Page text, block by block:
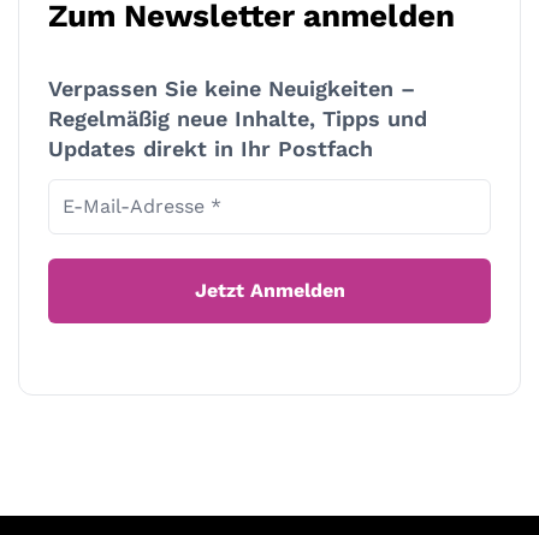
Zum Newsletter anmelden
Verpassen Sie keine Neuigkeiten –
Regelmäßig neue Inhalte, Tipps und
Updates direkt in Ihr Postfach